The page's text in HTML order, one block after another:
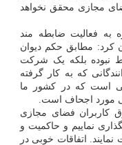
مجازی محقق نخواهد
فعالیت ضابطه مند
کرد: مطابق حکم دیوان
نبوده بلکه یک شرکت
که به کار گرفته
است که در کشور ما
مورد اجحاف است.
کاربران فضای مجازی
نماییم و حاکمیت و
اتفاقات خوبی در